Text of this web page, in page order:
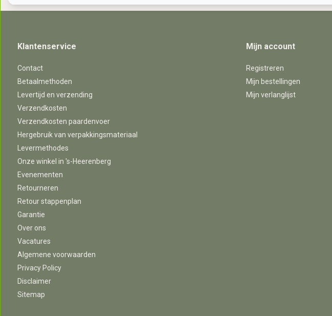
Klantenservice
Contact
Betaalmethoden
Levertijd en verzending
Verzendkosten
Verzendkosten paardenvoer
Hergebruik van verpakkingsmateriaal
Levermethodes
Onze winkel in 's-Heerenberg
Evenementen
Retourneren
Retour stappenplan
Garantie
Over ons
Vacatures
Algemene voorwaarden
Privacy Policy
Disclaimer
Sitemap
Mijn account
Registreren
Mijn bestellingen
Mijn verlanglijst